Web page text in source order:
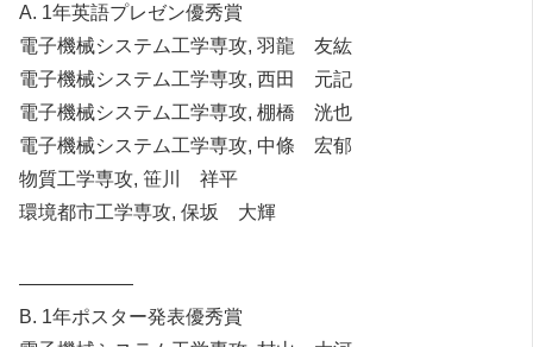
A. 1年英語プレゼン優秀賞
電子機械システム工学専攻, 羽龍 友紘
電子機械システム工学専攻, 西田 元記
電子機械システム工学専攻, 棚橋 洸也
電子機械システム工学専攻, 中條 宏郁
物質工学専攻, 笹川 祥平
環境都市工学専攻, 保坂 大輝
——————
B. 1年ポスター発表優秀賞